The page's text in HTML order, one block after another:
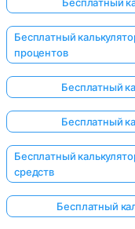
Бесплатный
процентов
Бесплатный
Бесплатный
Бесплатный
средств
Бесплатный